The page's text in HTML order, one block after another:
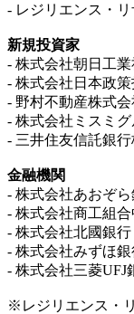
- レジリエンス・リ
新規投資家
- 株式会社朝日工業
- 株式会社日本政
- 野村不動産株式会
- 株式会社ミスミ
- 三井住友信託銀
金融機関
- 株式会社あおぞ
- 株式会社商工組
- 株式会社北國銀行
- 株式会社みずほ銀
- 株式会社三菱UFJ
※レジリエンス・